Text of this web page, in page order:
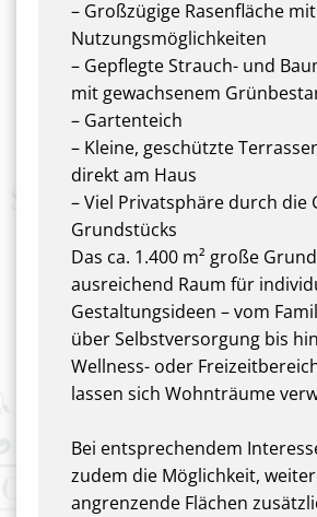
– Großzügige Rasenfläche
Nutzungsmöglichkeiten
– Gepflegte Strauch- und
mit gewachsenem
– Gartenteich
– Kleine, geschützte
direkt am Haus
– Viel Privatsphäre durch die
Grundstücks
Das ca. 1.400 m² große
ausreichend Raum für
Gestaltungsideen – vom
über Selbstversorgung bis
Wellness- oder
lassen sich Wohnträume
Bei entsprechendem
zudem die Möglichkeit,
angrenzende Flächen